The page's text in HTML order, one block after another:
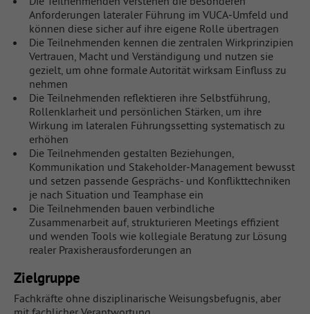
Anforderungen lateraler Führung im VUCA‑Umfeld und
können diese sicher auf ihre eigene Rolle übertragen
Die Teilnehmenden kennen die zentralen Wirkprinzipien
Vertrauen, Macht und Verständigung und nutzen sie
gezielt, um ohne formale Autorität wirksam Einfluss zu
nehmen
Die Teilnehmenden reflektieren ihre Selbstführung,
Rollenklarheit und persönlichen Stärken, um ihre
Wirkung im lateralen Führungssetting systematisch zu
erhöhen
Die Teilnehmenden gestalten Beziehungen,
Kommunikation und Stakeholder‑Management bewusst
und setzen passende Gesprächs- und Konflikttechniken
je nach Situation und Teamphase ein
Die Teilnehmenden bauen verbindliche
Zusammenarbeit auf, strukturieren Meetings effizient
und wenden Tools wie kollegiale Beratung zur Lösung
realer Praxisherausforderungen an
Zielgruppe
Fachkräfte ohne disziplinarische Weisungsbefugnis, aber